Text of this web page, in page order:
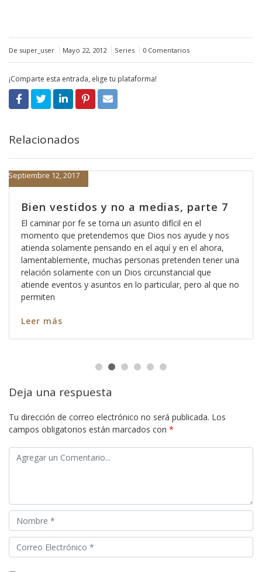
De super_user Mayo 22, 2012 Series 0 Comentarios
¡Comparte esta entrada, elige tu plataforma!
Relacionados
Bien vestidos y no a medias, parte 7
Septiembre 12, 2017
El caminar por fe se torna un asunto difícil en el
momento que pretendemos que Dios nos ayude y nos
atienda solamente pensando en el aquí y en el ahora,
lamentablemente, muchas personas pretenden tener una
relación solamente con un Dios circunstancial que
atiende eventos y asuntos en lo particular, pero al que no
permiten
Leer más
Deja una respuesta
Tu dirección de correo electrónico no será publicada. Los
campos obligatorios están marcados con *